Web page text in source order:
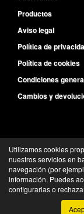
Productos
Aviso legal
Política de
Política de cookies
Condiciones
Cambios y
L-V de
©Recambios del
Utilizamos cookies
nuestros servicios en
navegación (por
información. Puedes
configurarlas o